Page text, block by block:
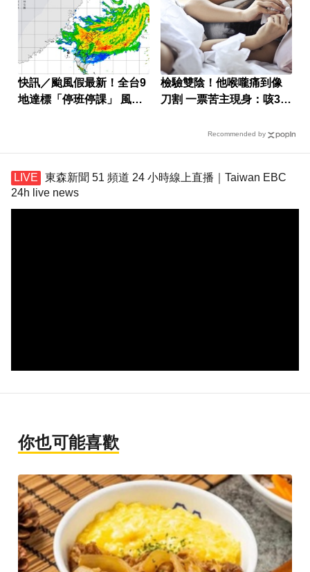
快訊／颱風假最新！全台9
地達標「停班停課」 風雨
檢驗雙陰！他喉嚨痛到像
刀割 一票苦主現身：咳3周
Recommended by
東森新聞 51 頻道 24 小時線上直播｜Taiwan EBC
24h live news
你也可能喜歡